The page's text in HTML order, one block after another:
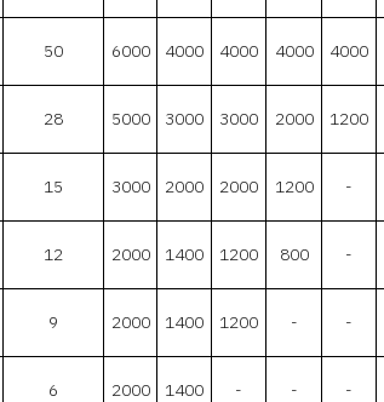
50 6000 4000 4000 4000 4000
28 5000 3000 3000 2000 1200
15 3000 2000 2000 1200 -
12 2000 1400 1200 800 -
9 2000 1400 1200 - -
6 2000 1400 - - -